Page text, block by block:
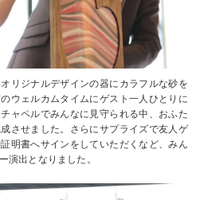
リジナルデザインの器にカラフルな砂を
ウェルカムタイムにゲスト一人ひとりに
ャペルでみんなに見守られる中、おふた
させました。さらにサプライズで友人ゲ
明書へサインをしていただくなど、みん
演出となりました。